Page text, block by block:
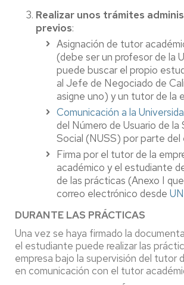
Realizar unos trámites
previos:
Asignación de tutor
(debe ser un profesor de la
puede buscar el propio
al Jefe de Negociado de
asigne uno) y un tutor de la
Comunicación a la
del Número de Usuario de la
Social (NUSS) por parte del
Firma por el tutor de la
académico y el estudiante
de las prácticas (Anexo I
correo electrónico desde
DURANTE LAS PRÁCTICAS
Una vez se haya firmado la
el estudiante puede realizar las
empresa bajo la supervisión del tutor
en comunicación con el tutor